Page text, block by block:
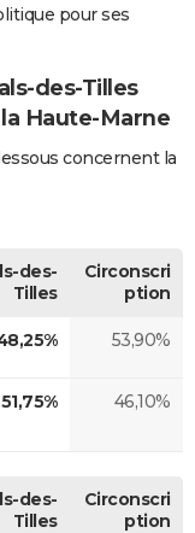
pour ses
des-Tilles
Haute-Marne
concernent la
des-
Tilles
Circonscri
ption
53,90%
51,75% 46,10%
des-
Tilles
Circonscri
ption